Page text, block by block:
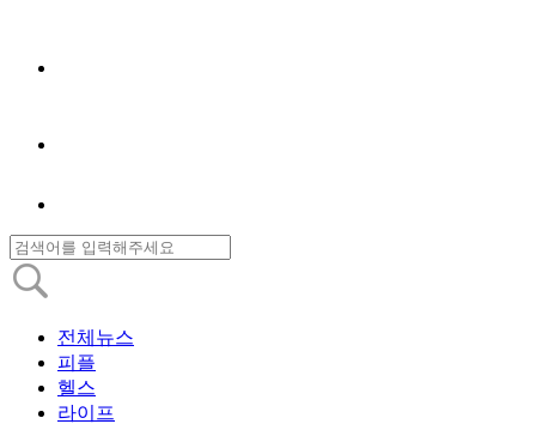
전체뉴스
피플
헬스
라이프